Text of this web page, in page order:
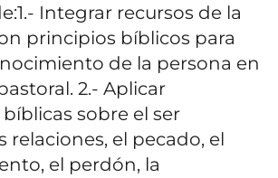
1.- Integrar recursos de la
principios bíblicos para
de la persona en
2.- Aplicar
sobre el ser
relaciones, el pecado, el
el perdón, la